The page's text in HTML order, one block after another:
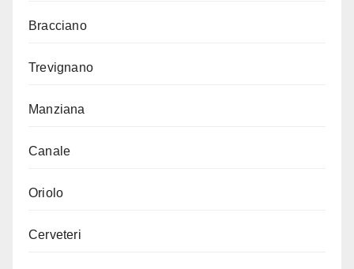
Bracciano
Trevignano
Manziana
Canale
Oriolo
Cerveteri